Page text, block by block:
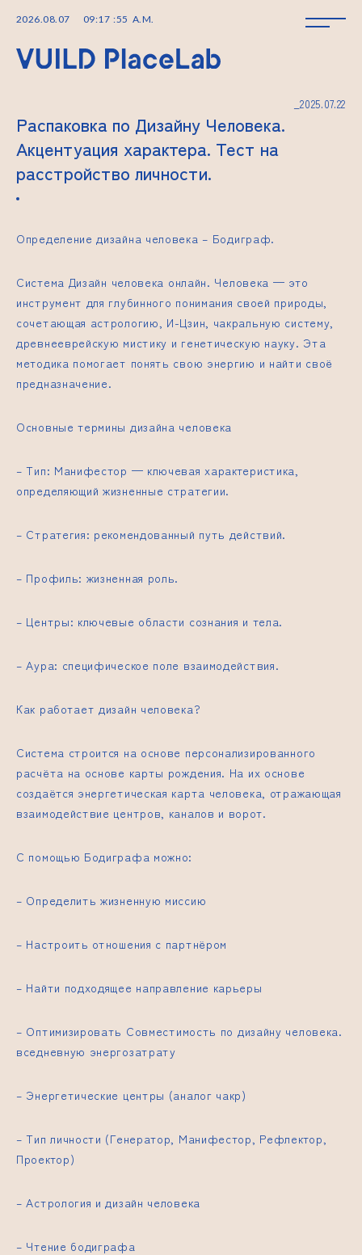
2026.08.07 09:17 :55 A.M.
_2025.07.22
Распаковка по Дизайну Человека.
Акцентуация характера. Тест на
расстройство личности.
Определение дизайна человека – Бодиграф.
Система Дизайн человека онлайн. Человека — это
инструмент для глубинного понимания своей природы,
сочетающая астрологию, И-Цзин, чакральную систему,
древнееврейскую мистику и генетическую науку. Эта
методика помогает понять свою энергию и найти своё
предназначение.
Основные термины дизайна человека
– Тип: Манифестор — ключевая характеристика,
определяющий жизненные стратегии.
– Стратегия: рекомендованный путь действий.
– Профиль: жизненная роль.
– Центры: ключевые области сознания и тела.
– Аура: специфическое поле взаимодействия.
Как работает дизайн человека?
Система строится на основе персонализированного
расчёта на основе карты рождения. На их основе
создаётся энергетическая карта человека, отражающая
взаимодействие центров, каналов и ворот.
С помощью Бодиграфа можно:
– Определить жизненную миссию
– Настроить отношения с партнёром
– Найти подходящее направление карьеры
– Оптимизировать Совместимость по дизайну человека.
вседневную энергозатрату
– Энергетические центры (аналог чакр)
– Тип личности (Генератор, Манифестор, Рефлектор,
Проектор)
– Астрология и дизайн человека
– Чтение бодиграфа